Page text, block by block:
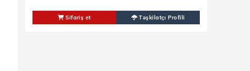
Sifariş et Təşkilatçı Profili